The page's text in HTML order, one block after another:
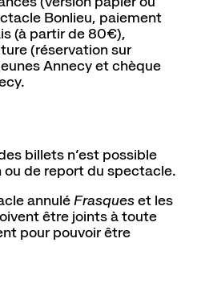
Bonlieu, paiement
(à partir de 80€),
(réservation sur
Annecy et chèque
billets nʼest possible
ou de report du spectacle.
annuléFrasqueset les
être joints à toute
pour pouvoir être